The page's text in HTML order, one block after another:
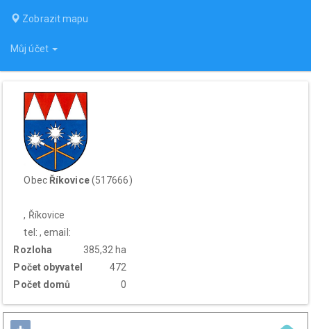
Zobrazit mapu
Můj účet
Obec Říkovice (517666)
, Říkovice
tel: , email:
Rozloha
385,32 ha
Počet obyvatel
472
Počet domů
0